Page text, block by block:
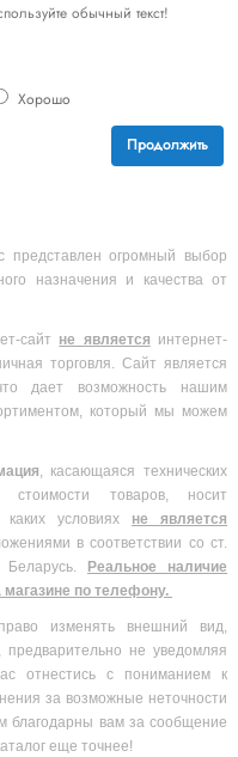
обычный текст!
Хорошо
Продолжить
представлен огромный выбор
назначения и качества от
сайт не является интернет-
торговля. Сайт является
дает возможность нашим
который мы можем
, касающаяся технических
стоимости товаров, носит
условиях не является
в соответствии со ст.
Беларусь.
Реальное наличие
по телефону.
изменять внешний вид,
предварительно не уведомляя
отнестись с пониманием к
за возможные неточности
благодарны вам за сообщение
еще точнее!